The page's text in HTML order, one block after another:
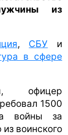
из
, СБУ и
в сфере
офицер
1500
войны за
воинского